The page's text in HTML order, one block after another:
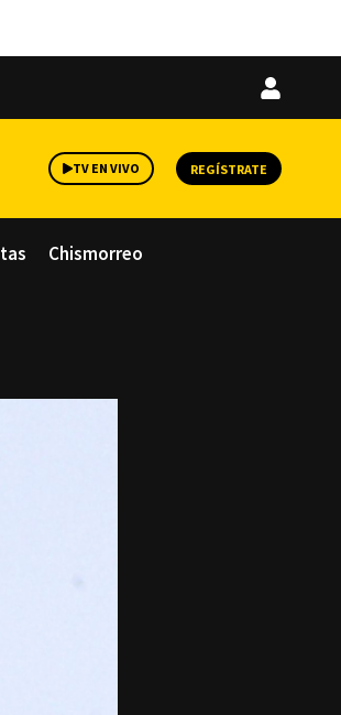
Iniciar
TV EN VIVO REGÍSTRATE
Chismorreo